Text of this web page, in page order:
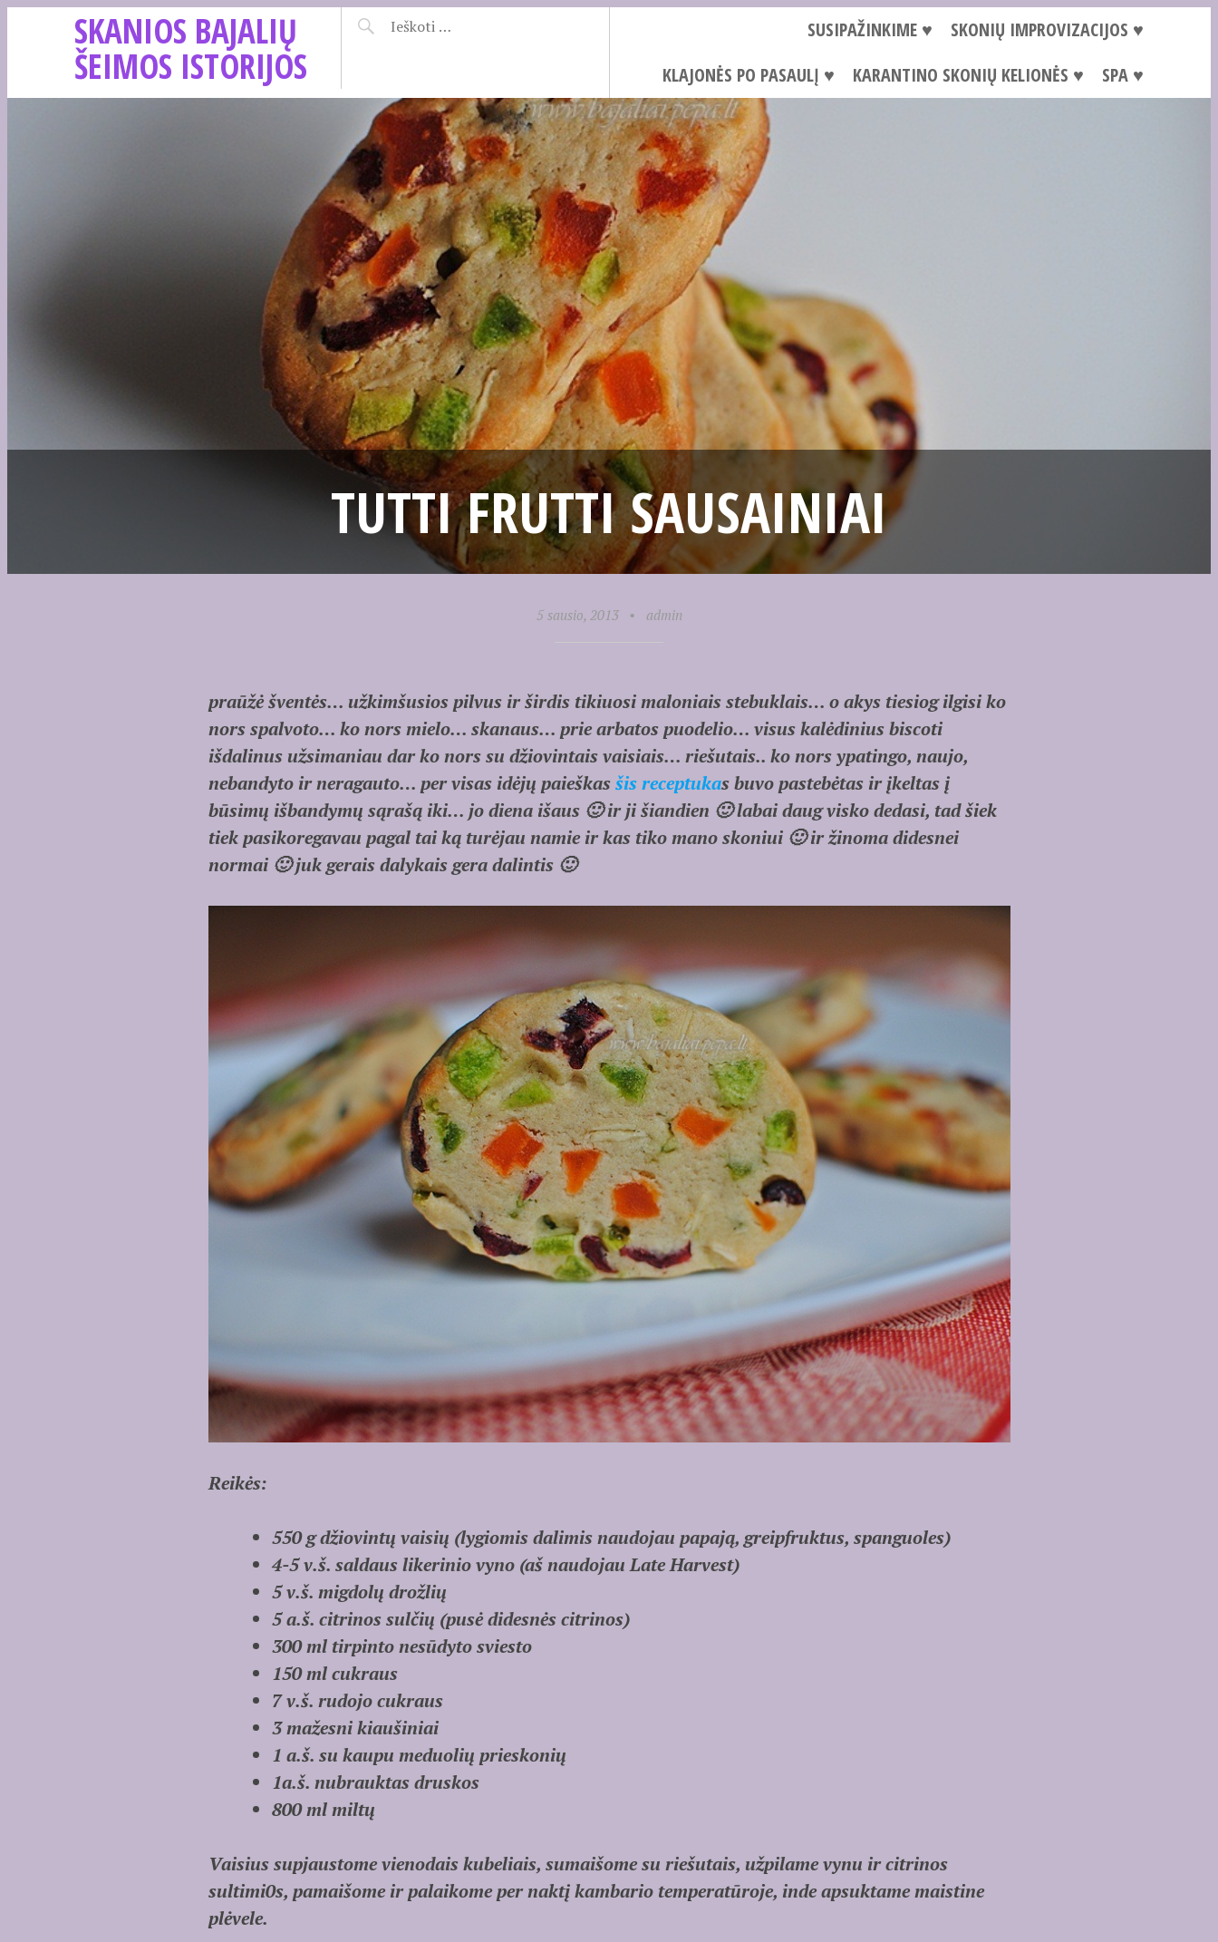
SKANIOS BAJALIŲ
ŠEIMOS ISTORIJOS
SUSIPAŽINKIME ♥
SKONIŲ IMPROVIZACIJOS ♥
KLAJONĖS PO PASAULĮ ♥
KARANTINO SKONIŲ KELIONĖS ♥ SPA ♥
TUTTI FRUTTI SAUSAINIAI
5 sausio, 2013 • admin
praūžė šventės… užkimšusios pilvus ir širdis tikiuosi maloniais stebuklais… o akys tiesiog ilgisi ko
nors spalvoto… ko nors mielo… skanaus… prie arbatos puodelio… visus kalėdinius biscoti
išdalinus užsimaniau dar ko nors su džiovintais vaisiais… riešutais.. ko nors ypatingo, naujo,
nebandyto ir neragauto… per visas idėjų paieškasšis receptukas buvo pastebėtas ir įkeltas į
būsimų išbandymų sąrašą iki… jo diena išaus 🙂 ir ji šiandien 🙂 labai daug visko dedasi, tad šiek
tiek pasikoregavau pagal tai ką turėjau namie ir kas tiko mano skoniui 🙂 ir žinoma didesnei
normai 🙂 juk gerais dalykais gera dalintis 🙂
Reikės:
550 g džiovintų vaisių (lygiomis dalimis naudojau papają, greipfruktus, spanguoles)
4-5 v.š. saldaus likerinio vyno (aš naudojau Late Harvest)
5 v.š. migdolų drožlių
5 a.š. citrinos sulčių (pusė didesnės citrinos)
300 ml tirpinto nesūdyto sviesto
150 ml cukraus
7 v.š. rudojo cukraus
3 mažesni kiaušiniai
1 a.š. su kaupu meduolių prieskonių
1a.š. nubrauktas druskos
800 ml miltų
Vaisius supjaustome vienodais kubeliais, sumaišome su riešutais, užpilame vynu ir citrinos
sultimi0s, pamaišome ir palaikome per naktį kambario temperatūroje, inde apsuktame maistine
plėvele.